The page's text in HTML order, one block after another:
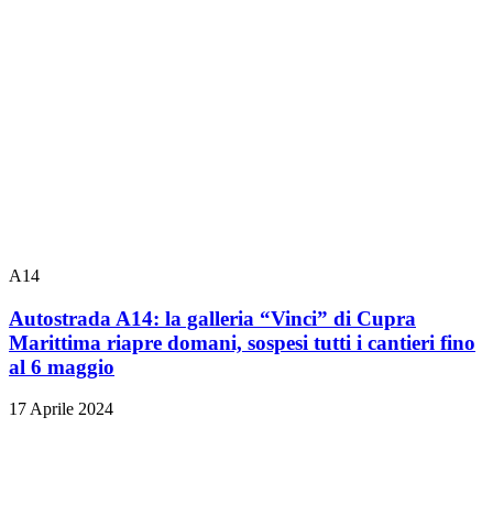
A14
Autostrada A14: la galleria “Vinci” di Cupra
Marittima riapre domani, sospesi tutti i cantieri fino
al 6 maggio
17 Aprile 2024